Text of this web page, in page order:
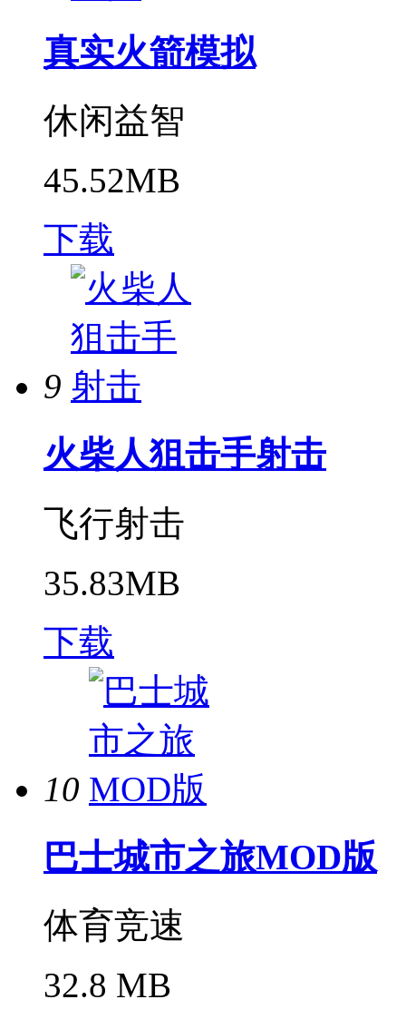
真实火箭模拟
休闲益智
45.52MB
下载
9
火柴人狙击手射击
飞行射击
35.83MB
下载
10
巴士城市之旅MOD版
体育竞速
32.8 MB